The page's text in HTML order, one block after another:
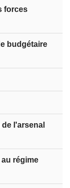
forces
budgétaire
l'arsenal
régime